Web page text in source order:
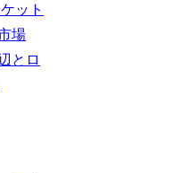
ット
場
とロ